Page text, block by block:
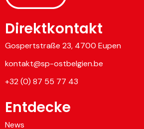
Direktkontakt
Gospertstraße 23, 4700 Eupen
kontakt@sp-ostbelgien.be
+32 (0) 87 55 77 43
Entdecke
News